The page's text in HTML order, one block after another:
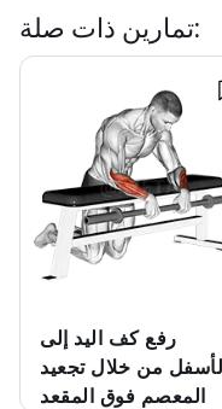
تمارين ذات صلة:
رفع كف اليد إلى
من خلال تجعيد
المعصم فوق المقعد